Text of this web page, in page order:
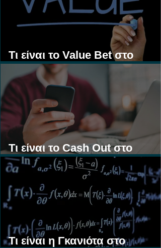
Τι είναι το Value Bet στο
Στοίχημα;
Τι είναι το Cash Out στο
Στοίχημα;
Τι είναι η Γκανιότα στο